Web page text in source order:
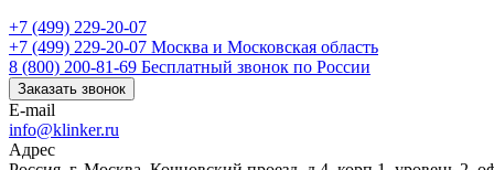
+7 (499) 229-20-07
+7 (499) 229-20-07 Москва и Московская область
8 (800) 200-81-69 Бесплатный звонок по России
Заказать звонок
E-mail
info@klinker.ru
Адрес